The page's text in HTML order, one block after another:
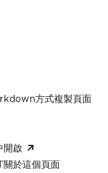
方式複製頁面
開啟
於這個頁面